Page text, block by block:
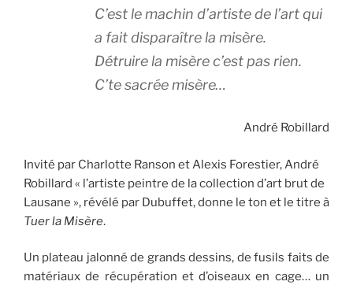
C’est le machin d’artiste de l’art qui
a fait disparaître la misère.
Détruire la misère c’est pas rien.
C’te sacrée misère…
André Robillard
Invité par Charlotte Ranson et Alexis Forestier, André
Robillard « l’artiste peintre de la collection d’art brut de
Lausane », révélé par Dubuffet, donne le ton et le titre à
Tuer la Misère.
Un plateau jalonné de grands dessins, de fusils faits de
matériaux de récupération et d’oiseaux en cage… un